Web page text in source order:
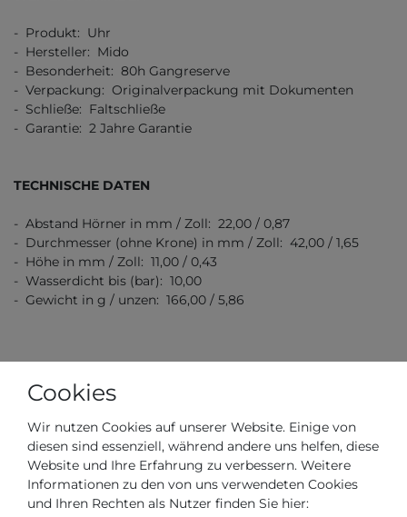
- Produkt: Uhr
- Hersteller: Mido
- Besonderheit: 80h Gangreserve
- Verpackung: Originalverpackung mit Dokumenten
- Schließe: Faltschließe
- Garantie: 2 Jahre Garantie
TECHNISCHE DATEN
- Abstand Hörner in mm / Zoll: 22,00 / 0,87
- Durchmesser (ohne Krone) in mm / Zoll: 42,00 / 1,65
- Höhe in mm / Zoll: 11,00 / 0,43
- Wasserdicht bis (bar): 10,00
- Gewicht in g / unzen: 166,00 / 5,86
920,00 €*
Cookies
Wir nutzen Cookies auf unserer Website. Einige von
diesen sind essenziell, während andere uns helfen, diese
Website und Ihre Erfahrung zu verbessern. Weitere
Informationen zu den von uns verwendeten Cookies
und Ihren Rechten als Nutzer finden Sie hier: